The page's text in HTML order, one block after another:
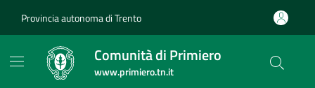
Provincia autonoma di Trento
Comunità di Primiero
www.primiero.tn.it